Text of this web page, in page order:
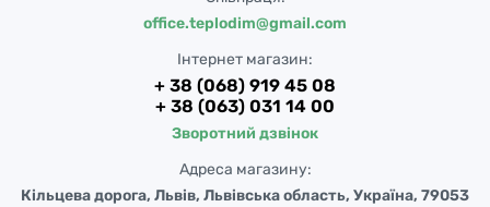
office.teplodim@gmail.com
Інтернет магазин:
+ 38 (068) 919 45 08
+ 38 (063) 031 14 00
Зворотний дзвінок
Адреса магазину:
Кільцева дорога, Львів, Львівська область, Україна, 79053